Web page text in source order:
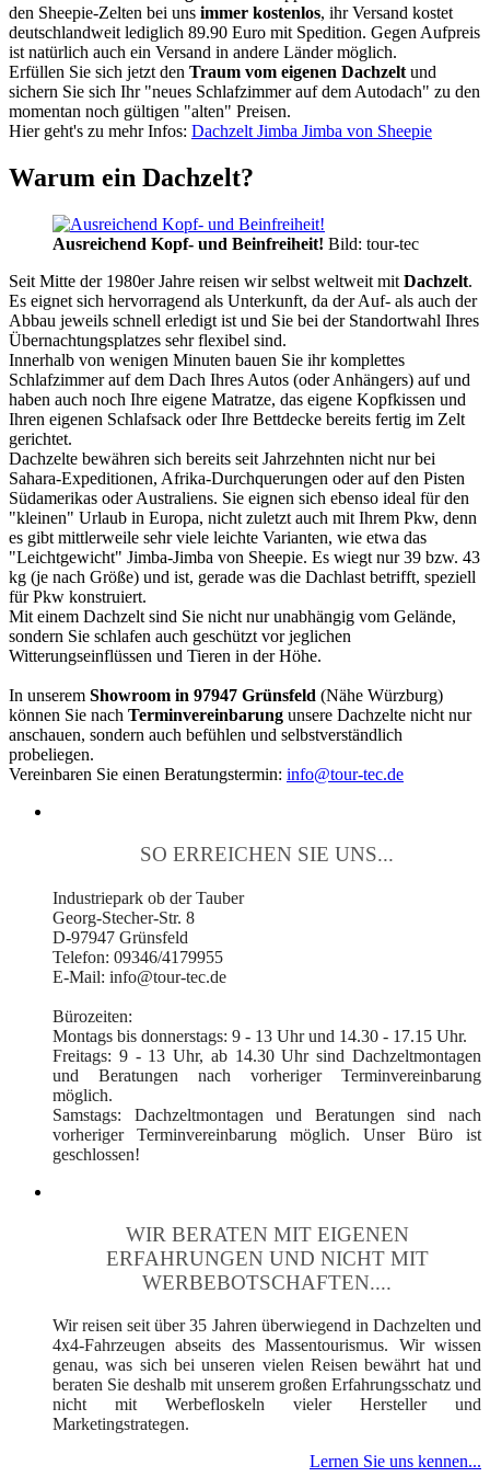
den Sheepie-Zelten bei uns immer kostenlos, ihr Versand kostet
deutschlandweit lediglich 89.90 Euro mit Spedition. Gegen Aufpreis
ist natürlich auch ein Versand in andere Länder möglich.
Erfüllen Sie sich jetzt den Traum vom eigenen Dachzelt und
sichern Sie sich Ihr "neues Schlafzimmer auf dem Autodach" zu den
momentan noch gültigen "alten" Preisen.
Hier geht's zu mehr Infos: Dachzelt Jimba Jimba von Sheepie
Warum ein Dachzelt?
Ausreichend Kopf- und Beinfreiheit! Bild: tour-tec
Seit Mitte der 1980er Jahre reisen wir selbst weltweit mit Dachzelt.
Es eignet sich hervorragend als Unterkunft, da der Auf- als auch der
Abbau jeweils schnell erledigt ist und Sie bei der Standortwahl Ihres
Übernachtungsplatzes sehr flexibel sind.
Innerhalb von wenigen Minuten bauen Sie ihr komplettes
Schlafzimmer auf dem Dach Ihres Autos (oder Anhängers) auf und
haben auch noch Ihre eigene Matratze, das eigene Kopfkissen und
Ihren eigenen Schlafsack oder Ihre Bettdecke bereits fertig im Zelt
gerichtet.
Dachzelte bewähren sich bereits seit Jahrzehnten nicht nur bei
Sahara-Expeditionen, Afrika-Durchquerungen oder auf den Pisten
Südamerikas oder Australiens. Sie eignen sich ebenso ideal für den
"kleinen" Urlaub in Europa, nicht zuletzt auch mit Ihrem Pkw, denn
es gibt mittlerweile sehr viele leichte Varianten, wie etwa das
"Leichtgewicht" Jimba-Jimba von Sheepie. Es wiegt nur 39 bzw. 43
kg (je nach Größe) und ist, gerade was die Dachlast betrifft, speziell
für Pkw konstruiert.
Mit einem Dachzelt sind Sie nicht nur unabhängig vom Gelände,
sondern Sie schlafen auch geschützt vor jeglichen
Witterungseinflüssen und Tieren in der Höhe.
In unserem Showroom in 97947 Grünsfeld (Nähe Würzburg)
können Sie nach Terminvereinbarung unsere Dachzelte nicht nur
anschauen, sondern auch befühlen und selbstverständlich
probeliegen.
Vereinbaren Sie einen Beratungstermin: info@tour-tec.de
SO ERREICHEN SIE UNS...
Industriepark ob der Tauber
Georg-Stecher-Str. 8
D-97947 Grünsfeld
Telefon: 09346/4179955
E-Mail: info@tour-tec.de
Bürozeiten:
Montags bis donnerstags: 9 - 13 Uhr und 14.30 - 17.15 Uhr.
Freitags: 9 - 13 Uhr, ab 14.30 Uhr sind Dachzeltmontagen
und Beratungen nach vorheriger Terminvereinbarung
möglich.
Samstags: Dachzeltmontagen und Beratungen sind nach
vorheriger Terminvereinbarung möglich. Unser Büro ist
geschlossen!
WIR BERATEN MIT EIGENEN
ERFAHRUNGEN UND NICHT MIT
WERBEBOTSCHAFTEN....
Wir reisen seit über 35 Jahren überwiegend in Dachzelten und
4x4-Fahrzeugen abseits des Massentourismus. Wir wissen
genau, was sich bei unseren vielen Reisen bewährt hat und
beraten Sie deshalb mit unserem großen Erfahrungsschatz und
nicht mit Werbefloskeln vieler Hersteller und
Marketingstrategen.
Lernen Sie uns kennen...